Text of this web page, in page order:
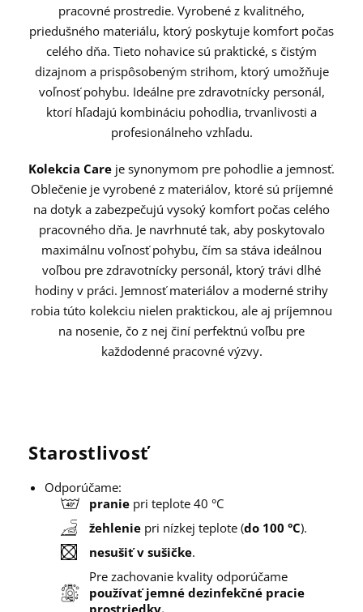
pracovné prostredie. Vyrobené z kvalitného,
priedušného materiálu, ktorý poskytuje komfort počas
celého dňa. Tieto nohavice sú praktické, s čistým
dizajnom a prispôsobeným strihom, ktorý umožňuje
voľnosť pohybu. Ideálne pre zdravotnícky personál,
ktorí hľadajú kombináciu pohodlia, trvanlivosti a
profesionálneho vzhľadu.
Kolekcia Care je synonymom pre pohodlie a jemnosť.
Oblečenie je vyrobené z materiálov, ktoré sú príjemné
na dotyk a zabezpečujú vysoký komfort počas celého
pracovného dňa. Je navrhnuté tak, aby poskytovalo
maximálnu voľnosť pohybu, čím sa stáva ideálnou
voľbou pre zdravotnícky personál, ktorý trávi dlhé
hodiny v práci. Jemnosť materiálov a moderné strihy
robia túto kolekciu nielen praktickou, ale aj príjemnou
na nosenie, čo z nej činí perfektnú voľbu pre
každodenné pracovné výzvy.
Starostlivosť
Odporúčame:
pranie pri teplote 40 °C
žehlenie pri nízkej teplote (do 100 °C).
nesušiť v sušičke.
Pre zachovanie kvality odporúčame
používať jemné dezinfekčné pracie